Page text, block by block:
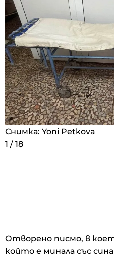
Снимка: Yoni Petkova
1 / 18
Снимка: Yoni Petkova
1 / 18
Отворено писмо, в
който е минала със